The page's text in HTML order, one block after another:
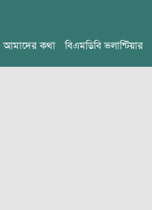
আমাদের কথা বিএমডিবি ভলান্টিয়ার